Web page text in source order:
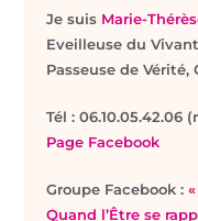
Je suis Marie-
Eveilleuse du
Passeuse de Vérité,
Tél : 06.10.05.42.06
Page Facebook
Groupe Facebook :
Quand l’Être se